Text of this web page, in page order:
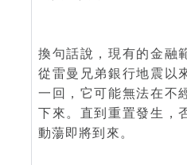
換句話說，現有的金融
從雷曼兄弟銀行地震以
一回，它可能無法在不
下來。直到重置發生，
動蕩即將到來。